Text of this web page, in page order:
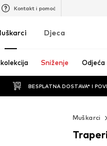
Kontakt i pomoć
Djeca
Sniženje Odjeća
BESPLATNA DOSTAVA* I
Muškarci